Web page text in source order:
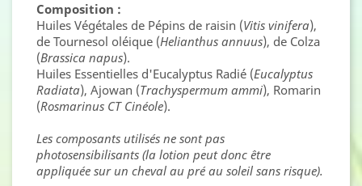
Composition :
Huiles Végétales de Pépins de raisin (Vitis vinifera),
de Tournesol oléique (Helianthus annuus), de Colza
(Brassica napus).
Huiles Essentielles d'Eucalyptus Radié (Eucalyptus
Radiata), Ajowan (Trachyspermum ammi), Romarin
(Rosmarinus CT Cinéole).
Les composants utilisés ne sont pas
photosensibilisants (la lotion peut donc être
appliquée sur un cheval au pré au soleil sans risque).